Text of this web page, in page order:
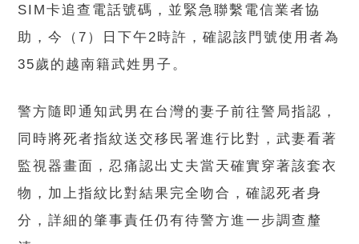
SIM卡追查電話號碼，並緊急聯繫電信業者協
助，今（7）日下午2時許，確認該門號使用者為
35歲的越南籍武姓男子。
警方隨即通知武男在台灣的妻子前往警局指認，
同時將死者指紋送交移民署進行比對，武妻看著
監視器畫面，忍痛認出丈夫當天確實穿著該套衣
物，加上指紋比對結果完全吻合，確認死者身
分，詳細的肇事責任仍有待警方進一步調查釐